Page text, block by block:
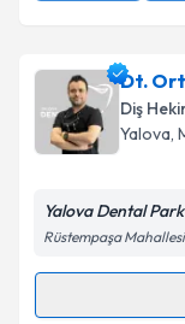
Dt.
Diş
Yalova,
Yalova Dental Park
Rüstempaşa
Randevu